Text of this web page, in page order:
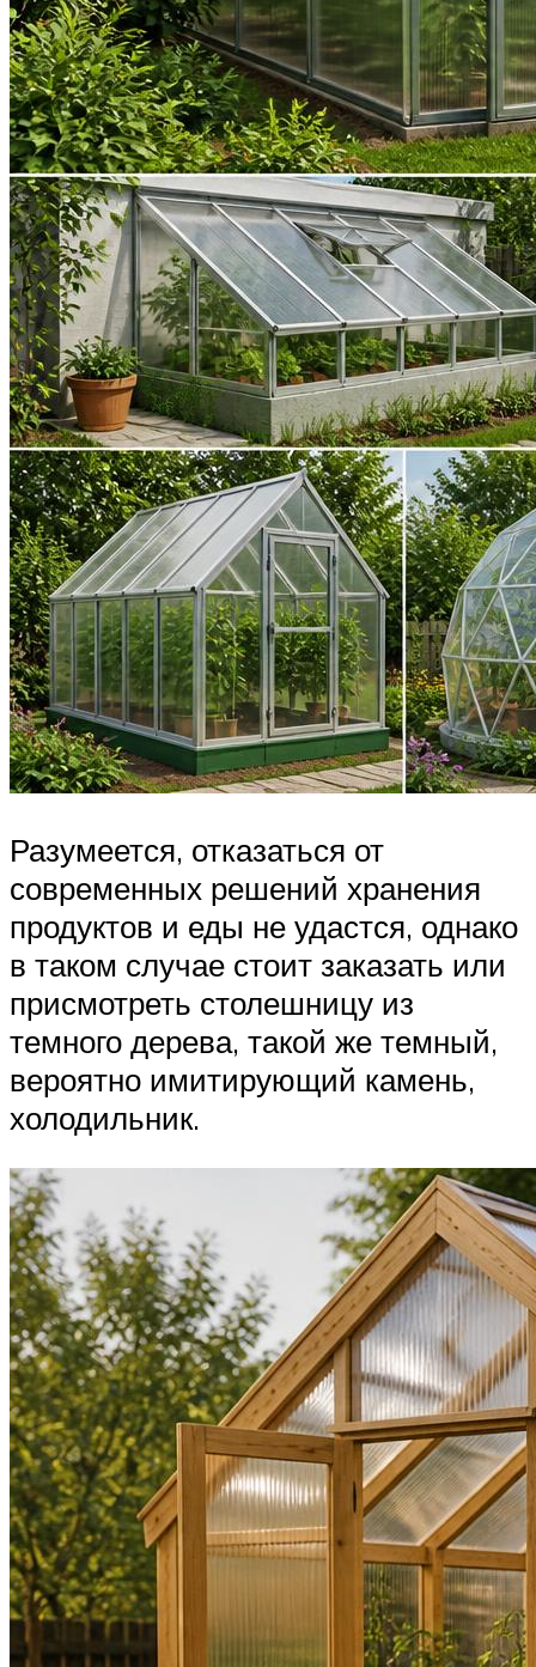
Разумеется, отказаться от
современных решений хранения
продуктов и еды не удастся, однако
в таком случае стоит заказать или
присмотреть столешницу из
темного дерева, такой же темный,
вероятно имитирующий камень,
холодильник.